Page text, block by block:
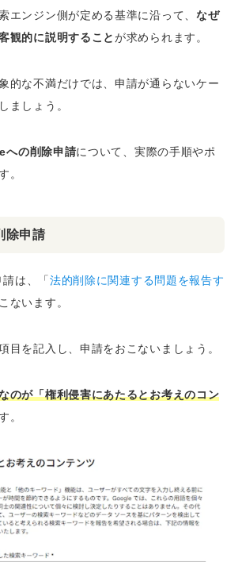
エンジン側が定める基準に沿って、 なぜ
観的に説明することが求められます。
的な不満だけでは、申請が通らないケー
ましょう。
への削除申請について、実際の手順やポ
。
除申請
は、「法的削除に関連する問題を報告す
ないます。
目を記入し、申請をおこないましょう。
のが「権利侵害にあたるとお考えのコン
。